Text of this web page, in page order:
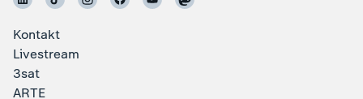
Kontakt
Livestream
3sat
ARTE